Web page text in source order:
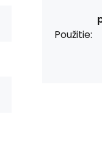
Použitie: